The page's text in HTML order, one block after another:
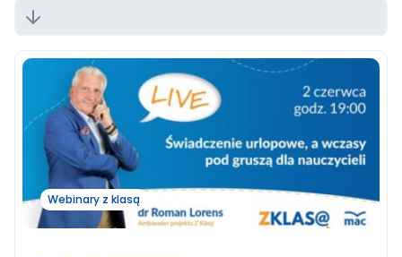
Aranżacje
przedszkolne
Aranżacje
Katalogi
oferty
edukacyjnej
zobacz
katalogi
Webinary z klasą